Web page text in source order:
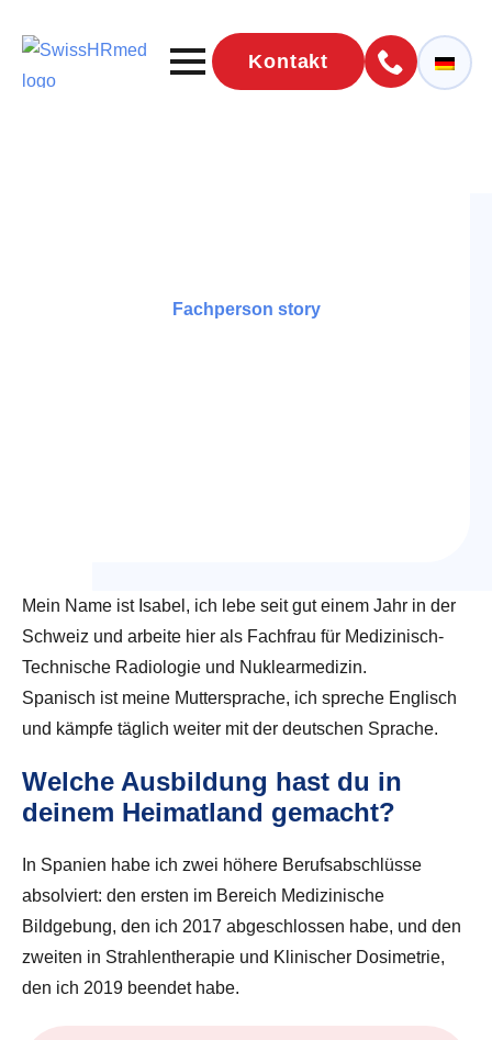
Kontakt
Fachperson story
Mein Name ist Isabel, ich lebe seit gut einem Jahr in der
Schweiz und arbeite hier als Fachfrau für Medizinisch-
Technische Radiologie und Nuklearmedizin.
Spanisch ist meine Muttersprache, ich spreche Englisch
und kämpfe täglich weiter mit der deutschen Sprache.
Welche Ausbildung hast du in
deinem Heimatland gemacht?
In Spanien habe ich zwei höhere Berufsabschlüsse
absolviert: den ersten im Bereich Medizinische
Bildgebung, den ich 2017 abgeschlossen habe, und den
zweiten in Strahlentherapie und Klinischer Dosimetrie,
den ich 2019 beendet habe.